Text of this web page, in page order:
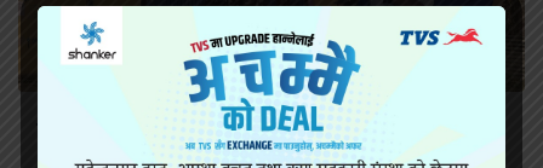
सिरहा कारागारको अवस्थाबारे राईनको गम्भीर प्रश्न